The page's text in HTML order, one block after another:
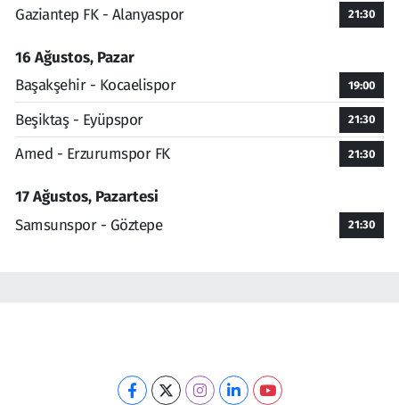
Gaziantep FK - Alanyaspor 21:30
16 Ağustos, Pazar
Başakşehir - Kocaelispor
19:00
Beşiktaş - Eyüpspor 21:30
Amed - Erzurumspor FK 21:30
17 Ağustos, Pazartesi
Samsunspor - Göztepe
21:30